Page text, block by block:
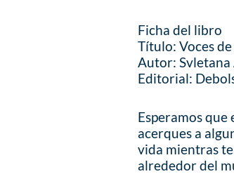
Ficha del libro
Título: Voces
Autor: Svletana
Editorial:
Esperamos
acerques a
vida mientras
alrededor del